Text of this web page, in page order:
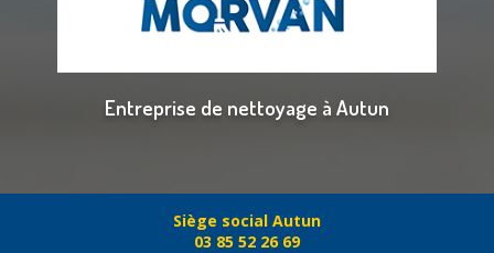
Entreprise de nettoyage à Autun
Siège social Autun
03 85 52 26 69